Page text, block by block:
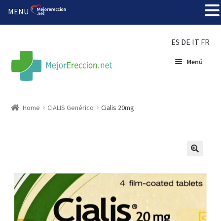
ES DE IT FR
Menú
Solución barata
Super amoureux
Home CIALIS Genérico Cialis 20mg
MENU